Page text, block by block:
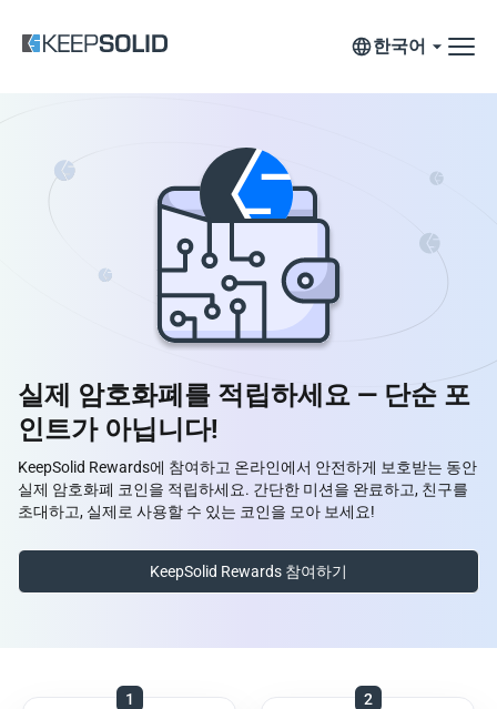
한국어
실제 암호화폐를 적립하세요 — 단순 포
인트가 아닙니다!
KeepSolid Rewards에 참여하고 온라인에서 안전하게 보호받는 동안
실제 암호화폐 코인을 적립하세요. 간단한 미션을 완료하고, 친구를
초대하고, 실제로 사용할 수 있는 코인을 모아 보세요!
KeepSolid Rewards 참여하기
1 2